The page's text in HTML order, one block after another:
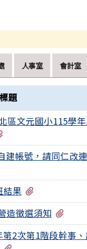
人事室 會計室
題
區文元國小115學
建帳號，請同仁改
結果
造徵選須知
2次第1階段幹事